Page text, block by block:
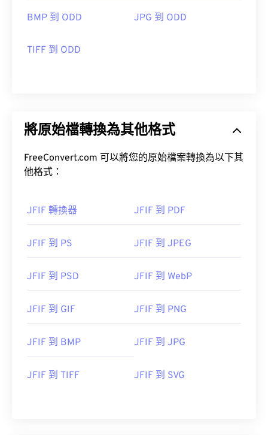
BMP 到 ODD JPG 到 ODD
TIFF 到 ODD
將原始檔轉換為其他格式
FreeConvert.com 可以將您的原始檔案轉換為以下其
他格式：
JFIF 轉換器 JFIF 到 PDF
JFIF 到 PS JFIF 到 JPEG
JFIF 到 PSD JFIF 到 WebP
JFIF 到 GIF JFIF 到 PNG
JFIF 到 BMP JFIF 到 JPG
JFIF 到 TIFF JFIF 到 SVG